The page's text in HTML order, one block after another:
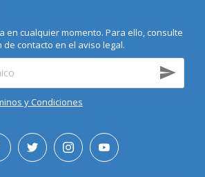
en cualquier momento. Para ello, consulte
contacto en el aviso legal.
y Condiciones